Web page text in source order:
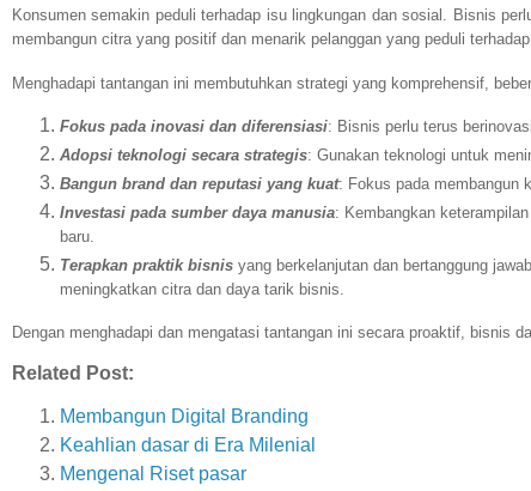
Konsumen semakin peduli terhadap isu lingkungan dan sosial. Bisnis
membangun citra yang positif dan menarik pelanggan yang peduli
Menghadapi tantangan ini membutuhkan strategi yang komprehensif,
Fokus pada inovasi dan diferensiasi: Bisnis perlu terus
Adopsi teknologi secara strategis: Gunakan teknologi untuk
Bangun brand dan reputasi yang kuat: Fokus pada membangun
Investasi pada sumber daya manusia: Kembangkan
baru.
Terapkan praktik bisnis yang berkelanjutan dan bertanggung
meningkatkan citra dan daya tarik bisnis.
Dengan menghadapi dan mengatasi tantangan ini secara proaktif, bisnis
Related Post:
Membangun Digital Branding
Keahlian dasar di Era Milenial
Mengenal Riset pasar